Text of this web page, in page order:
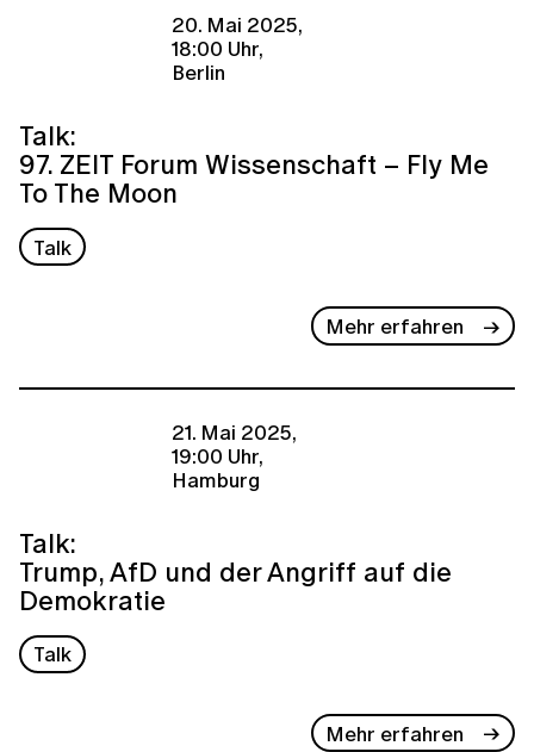
20. Mai 2025,
18:00 Uhr,
Berlin
Talk:
97. ZEIT Forum Wissenschaft – Fly Me
To The Moon
Talk
Mehr erfahren
21. Mai 2025,
19:00 Uhr,
Hamburg
Talk:
Trump, AfD und der Angriff auf die
Demokratie
Talk
Mehr erfahren